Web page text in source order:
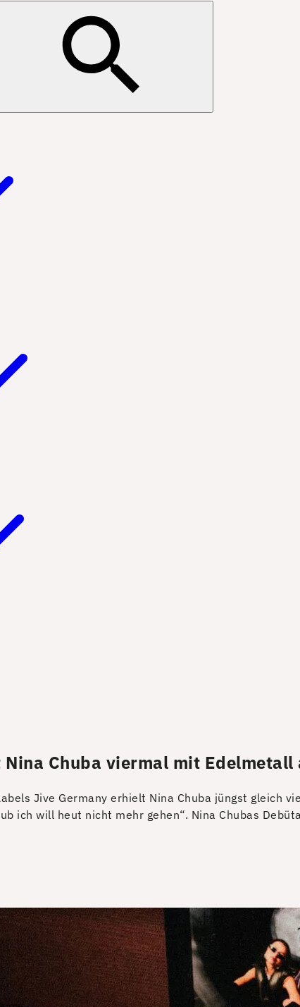
Chuba viermal mit Edelmetall
Jive Germany erhielt Nina Chuba jüngst gleich
ich will heut nicht mehr gehen“. Nina Chubas